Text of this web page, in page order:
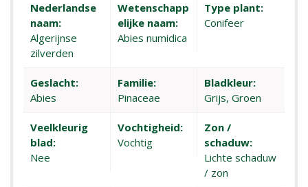
Nederlandse
naam:
Algerijnse
zilverden
Wetenschapp
elijke naam:
Abies numidica
Type plant:
Conifeer
Geslacht:
Abies
Familie:
Pinaceae
Bladkleur:
Grijs, Groen
Veelkleurig
blad:
Nee
Vochtigheid:
Vochtig
Zon /
schaduw:
Lichte schaduw
/ zon